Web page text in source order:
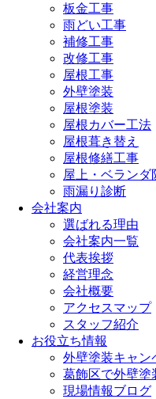
板金工事
雨どい工事
補修工事
改修工事
屋根工事
外壁塗装
屋根塗装
屋根カバー工法
屋根葺き替え
屋根修繕工事
屋上・ベランダ
雨漏り診断
会社案内
選ばれる理由
会社案内一覧
代表挨拶
経営理念
会社概要
アクセスマップ
スタッフ紹介
お役立ち情報
外壁塗装キャン
葛飾区で外壁塗
現場情報ブログ